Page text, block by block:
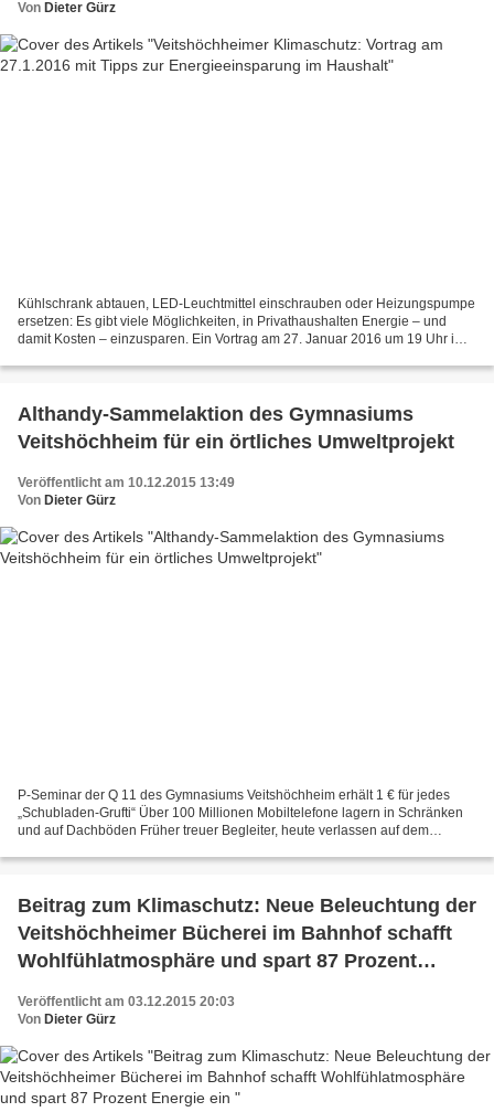
Von Dieter Gürz
Kühlschrank abtauen, LED-Leuchtmittel einschrauben oder Heizungspumpe
ersetzen: Es gibt viele Möglichkeiten, in Privathaushalten Energie – und
damit Kosten – einzusparen. Ein Vortrag am 27. Januar 2016 um 19 Uhr im
Althandy-Sammelaktion des Gymnasiums
Veitshöchheim für ein örtliches Umweltprojekt
Veröffentlicht am 10.12.2015 13:49
Von Dieter Gürz
P-Seminar der Q 11 des Gymnasiums Veitshöchheim erhält 1 € für jedes
„Schubladen-Grufti“ Über 100 Millionen Mobiltelefone lagern in Schränken
und auf Dachböden Früher treuer Begleiter, heute verlassen auf dem
Beitrag zum Klimaschutz: Neue Beleuchtung der
Veitshöchheimer Bücherei im Bahnhof schafft
Wohlfühlatmosphäre und spart 87 Prozent
Veröffentlicht am 03.12.2015 20:03
Von Dieter Gürz